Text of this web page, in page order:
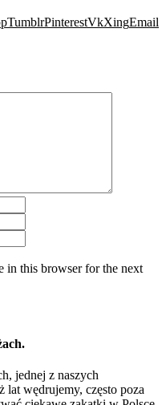
TumblrPinterestVkXingEmail
in this browser for the next
jednej z naszych
wędrujemy, często poza